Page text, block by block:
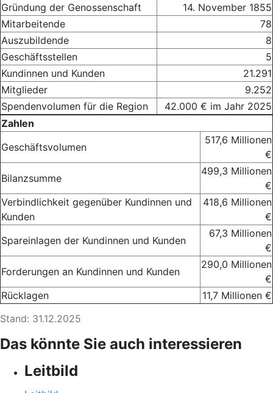
Gründung der Genossenschaft
14. November 1855
Mitarbeitende
78
Auszubildende
8
Geschäftsstellen
5
Kundinnen und Kunden
21.291
Mitglieder
9.252
Spendenvolumen für die Region
42.000 € im Jahr 2025
Stand: 31.12.2025
Zahlen
Geschäftsvolumen
517,6 Millionen
€
Bilanzsumme
499,3 Millionen
€
Verbindlichkeit gegenüber Kundinnen und
Kunden
418,6 Millionen
€
Spareinlagen der Kundinnen und Kunden
67,3 Millionen
€
Forderungen an Kundinnen und Kunden
290,0 Millionen
€
Rücklagen
11,7 Millionen €
Das könnte Sie auch interessieren
Leitbild